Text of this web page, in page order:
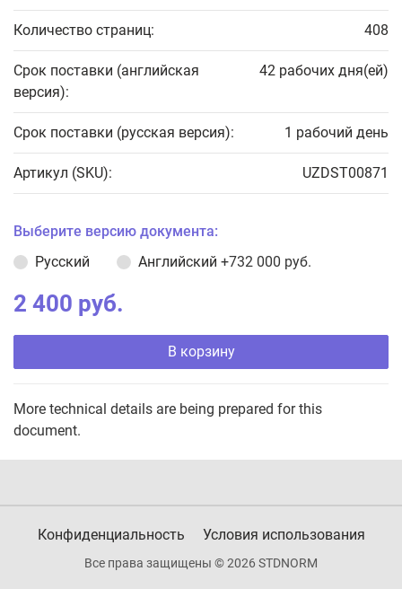
Количество страниц: 408
Срок поставки (английская
версия):
42 рабочих дня(ей)
Срок поставки (русская версия): 1 рабочий день
Артикул (SKU): UZDST00871
Выберите версию документа:
Русский
Английский +732 000 руб.
2 400 руб.
В корзину
More technical details are being prepared for this
document.
Конфиденциальность Условия использования
Все права защищены © 2026 STDNORM